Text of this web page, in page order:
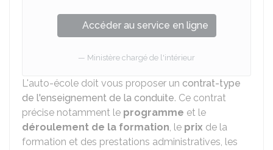
Accéder au service en ligne
Ministère chargé de l'intérieur
L'auto-école doit vous proposer un contrat-type
de l'enseignement de la conduite. Ce contrat
précise notamment le programme et le
déroulement de la formation, le prix de la
formation et des prestations administratives, les